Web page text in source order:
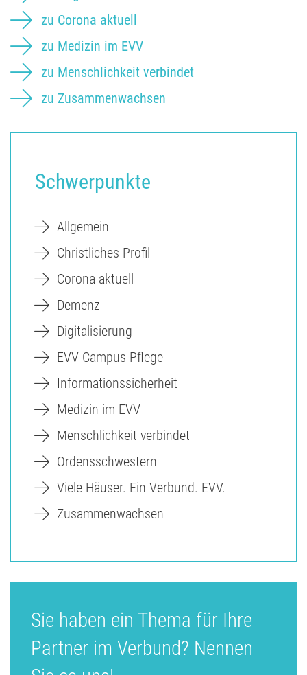
zu Corona aktuell
zu Medizin im EVV
zu Menschlichkeit verbindet
zu Zusammenwachsen
Schwerpunkte
Allgemein
Christliches Profil
Corona aktuell
Demenz
Digitalisierung
EVV Campus Pflege
Informationssicherheit
Medizin im EVV
Menschlichkeit verbindet
Ordensschwestern
Viele Häuser. Ein Verbund. EVV.
Zusammenwachsen
Sie haben ein Thema für Ihre
Partner im Verbund? Nennen